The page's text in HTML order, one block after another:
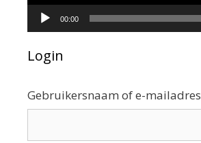
00:00
Login
Gebruikersnaam of e-mailadres